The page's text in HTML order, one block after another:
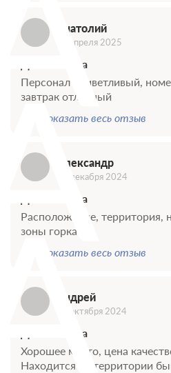
Анатолий
03 апреля 2025
Достоинства
Персонал приветливый,
завтрак отличный
Показать весь отзыв
Александр
31 декабря 2024
Достоинства
Расположение, территория,
зоны горка
Показать весь отзыв
Андрей
26 октября 2024
Достоинства
Хорошее место, цена
Находится на территории